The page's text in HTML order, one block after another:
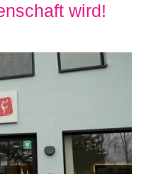
wird!